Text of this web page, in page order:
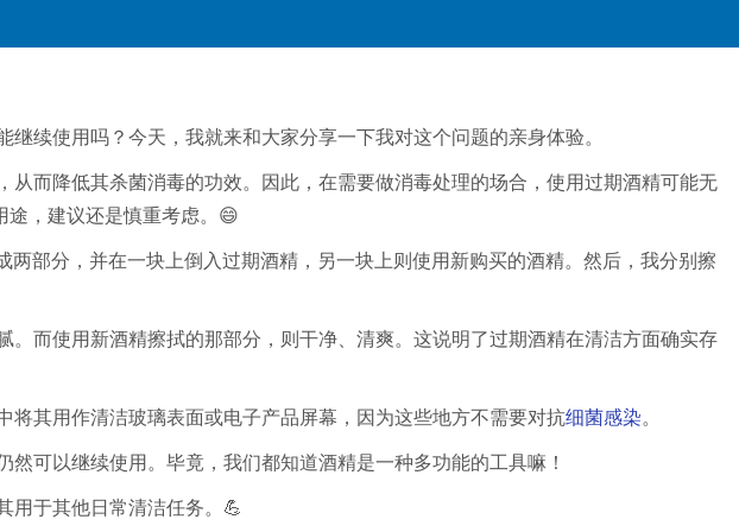
续使用吗？今天，我就来和大家分享一下我对这个问题的亲身体验。
而降低其杀菌消毒的功效。因此，在需要做消毒处理的场合，使用过期酒精可能无
途，建议还是慎重考虑。😄
部分，并在一块上倒入过期酒精，另一块上则使用新购买的酒精。然后，我分别擦
而使用新酒精擦拭的那部分，则干净、清爽。这说明了过期酒精在清洁方面确实存
其用作清洁玻璃表面或电子产品屏幕，因为这些地方不需要对抗细菌感染。
可以继续使用。毕竟，我们都知道酒精是一种多功能的工具嘛！
用于其他日常清洁任务。💪